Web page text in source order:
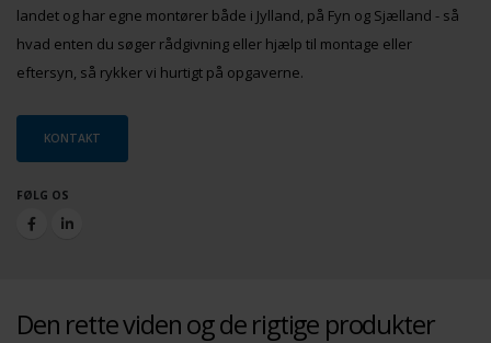
landet og har egne montører både i Jylland, på Fyn og Sjælland - så
hvad enten du søger rådgivning eller hjælp til montage eller
eftersyn, så rykker vi hurtigt på opgaverne.
KONTAKT
FØLG OS
Den rette viden og de rigtige produkter